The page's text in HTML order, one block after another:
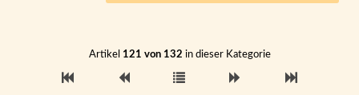
Artikel 121 von 132 in dieser Kategorie